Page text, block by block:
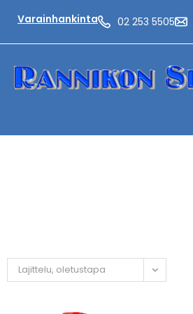
Varainhankinta 02 253 5505
Lajittelu, oletustapa